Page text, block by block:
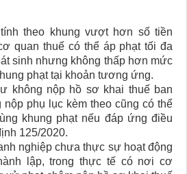
theo khung vượt hơn số tiền
quan thuế có thể áp phạt tối đa
sinh nhưng không thấp hơn mức
phạt tại khoản tương ứng.
không nộp hồ sơ khai thuế ban
nộp phụ lục kèm theo cũng có thể
khung phạt nếu đáp ứng điều
125/2020.
nghiệp chưa thực sự hoạt động
lập, trong thực tế có nơi cơ